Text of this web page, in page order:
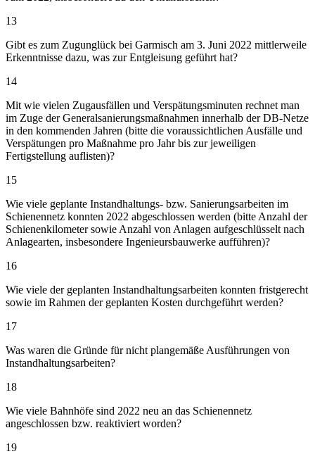
13
Gibt es zum Zugunglück bei Garmisch am 3. Juni 2022 mittlerweile
Erkenntnisse dazu, was zur Entgleisung geführt hat?
14
Mit wie vielen Zugausfällen und Verspätungsminuten rechnet man
im Zuge der Generalsanierungsmaßnahmen innerhalb der DB-Netze
in den kommenden Jahren (bitte die voraussichtlichen Ausfälle und
Verspätungen pro Maßnahme pro Jahr bis zur jeweiligen
Fertigstellung auflisten)?
15
Wie viele geplante Instandhaltungs- bzw. Sanierungsarbeiten im
Schienennetz konnten 2022 abgeschlossen werden (bitte Anzahl der
Schienenkilometer sowie Anzahl von Anlagen aufgeschlüsselt nach
Anlagearten, insbesondere Ingenieursbauwerke aufführen)?
16
Wie viele der geplanten Instandhaltungsarbeiten konnten fristgerecht
sowie im Rahmen der geplanten Kosten durchgeführt werden?
17
Was waren die Gründe für nicht plangemäße Ausführungen von
Instandhaltungsarbeiten?
18
Wie viele Bahnhöfe sind 2022 neu an das Schienennetz
angeschlossen bzw. reaktiviert worden?
19